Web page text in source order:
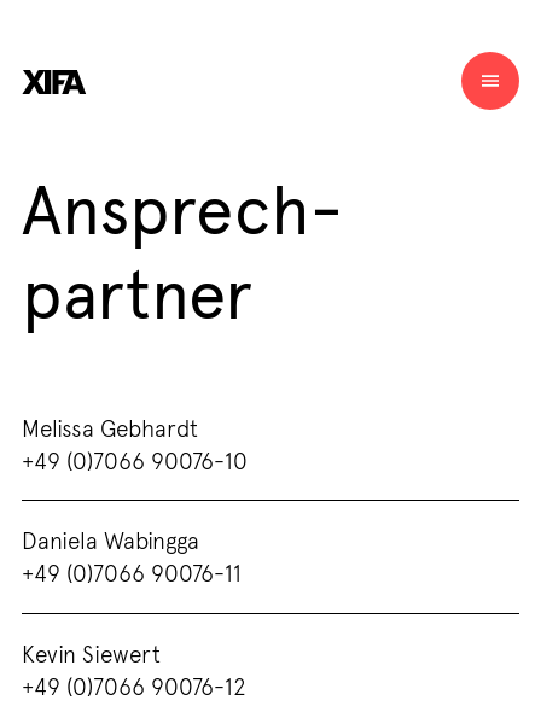
Ansprech­
partner
Melissa Gebhardt
+49 (0)7066 90076-10
Daniela Wabingga
+49 (0)7066 90076-11
Kevin Siewert
+49 (0)7066 90076-12